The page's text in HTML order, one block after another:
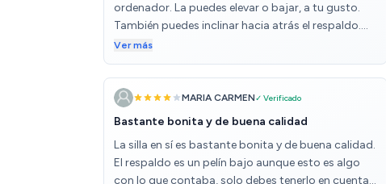
ordenador. La puedes elevar o bajar, a tu gusto.
También puedes inclinar hacia atrás el respaldo.
Los brazos son fijos, pero no me hace falta
subirlos o bajarlos. Las ruedas van perfectas en mi
suelo. Lo único es que me costó un poco
montarla, creía que los agujeros para insertar los
tornillos y unir respaldo y asiento estaban mal
colocados, hasta que le cogí el truco al día
siguiente, quedando perfecto. El apoyo lumbar
está bien, aunque me gustan los que puedes
Ver más
MARIA CARMEN✓ Verificado
Bastante bonita y de buena calidad
La silla en sí es bastante bonita y de buena calidad.
El respaldo es un pelín bajo aunque esto es algo
con lo que contaba, solo debes tenerlo en cuenta